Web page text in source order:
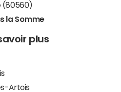
(80560)
la Somme
plus
Artois